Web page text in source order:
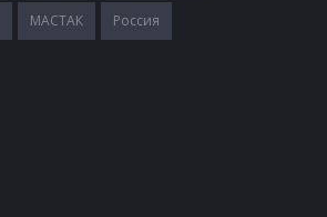
МАСТАК Россия